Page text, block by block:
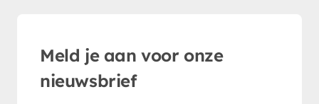
Meld je aan voor onze
nieuwsbrief